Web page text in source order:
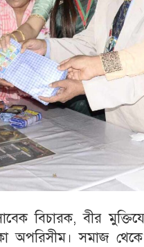
বিচারক, বীর
অপরিসীম। সমাজ